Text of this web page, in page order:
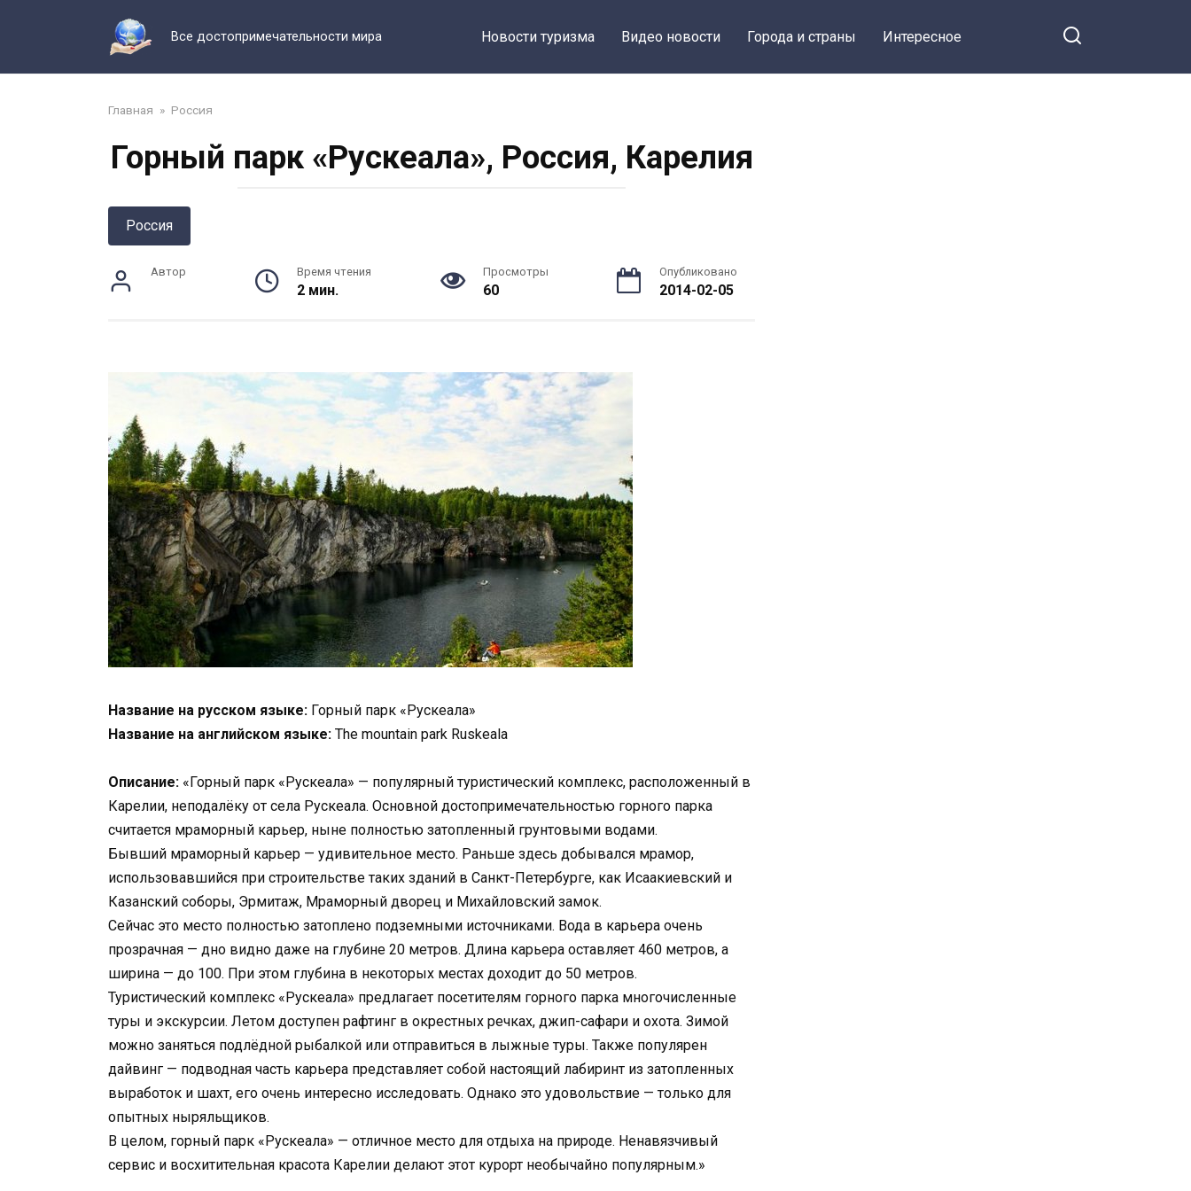
Все достопримечательности мира Новости туризма Видео новости Города и страны Интересное
Главная » Россия
Горный парк «Рускеала», Россия, Карелия
Россия
Автор Время чтения
2 мин.
Просмотры
60
Опубликовано
2014-02-05
Название на русском языке: Горный парк «Рускеала»
Название на английском языке: The mountain park Ruskeala
Описание: «Горный парк «Рускеала» — популярный туристический комплекс, расположенный в
Карелии, неподалёку от села Рускеала. Основной достопримечательностью горного парка
считается мраморный карьер, ныне полностью затопленный грунтовыми водами.
Бывший мраморный карьер — удивительное место. Раньше здесь добывался мрамор,
использовавшийся при строительстве таких зданий в Санкт-Петербурге, как Исаакиевский и
Казанский соборы, Эрмитаж, Мраморный дворец и Михайловский замок.
Сейчас это место полностью затоплено подземными источниками. Вода в карьера очень
прозрачная — дно видно даже на глубине 20 метров. Длина карьера оставляет 460 метров, а
ширина — до 100. При этом глубина в некоторых местах доходит до 50 метров.
Туристический комплекс «Рускеала» предлагает посетителям горного парка многочисленные
туры и экскурсии. Летом доступен рафтинг в окрестных речках, джип-сафари и охота. Зимой
можно заняться подлёдной рыбалкой или отправиться в лыжные туры. Также популярен
дайвинг — подводная часть карьера представляет собой настоящий лабиринт из затопленных
выработок и шахт, его очень интересно исследовать. Однако это удовольствие — только для
опытных ныряльщиков.
В целом, горный парк «Рускеала» — отличное место для отдыха на природе. Ненавязчивый
сервис и восхитительная красота Карелии делают этот курорт необычайно популярным.»